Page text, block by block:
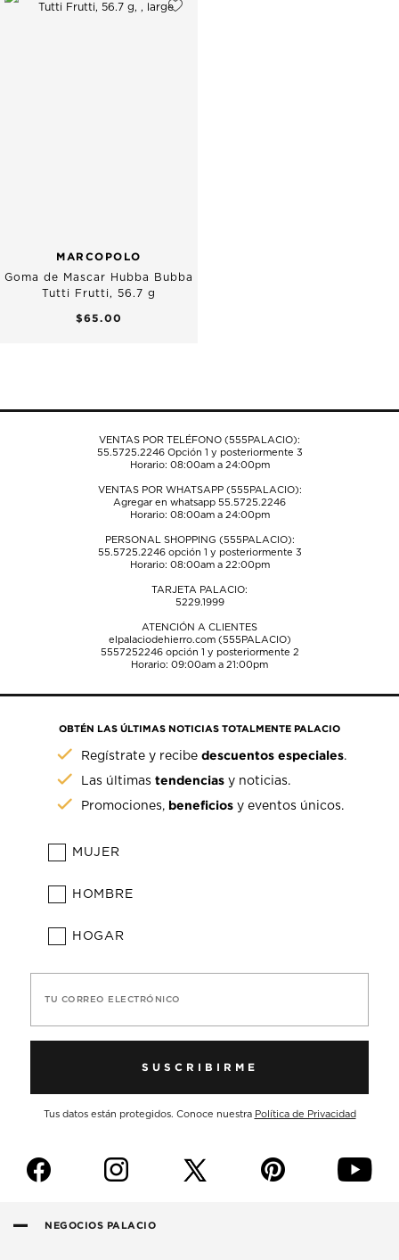
MARCOPOLO
Goma de Mascar Hubba Bubba
Tutti Frutti, 56.7 g
$65.00
VENTAS POR TELÉFONO (555PALACIO):
55.5725.2246Opción 1 y posteriormente 3
Horario: 08:00am a 24:00pm
VENTAS POR WHATSAPP (555PALACIO):
Agregar en whatsapp 55.5725.2246
Horario: 08:00am a 24:00pm
PERSONAL SHOPPING (555PALACIO):
55.5725.2246opción 1 y posteriormente 3
Horario: 08:00am a 22:00pm
TARJETA PALACIO:
5229.1999
ATENCIÓN A CLIENTES
elpalaciodehierro.com (555PALACIO)
5557252246opción 1 y posteriormente 2
Horario: 09:00am a 21:00pm
OBTÉN LAS ÚLTIMAS NOTICIAS TOTALMENTE PALACIO
Regístrate y recibedescuentos especiales.
Las últimastendencias y noticias.
Promociones, beneficios y eventos únicos.
MUJER
HOMBRE
HOGAR
TU CORREO ELECTRÓNICO
SUSCRIBIRME
Tus datos están protegidos. Conoce nuestra Política de Privacidad
f i p y
NEGOCIOS PALACIO